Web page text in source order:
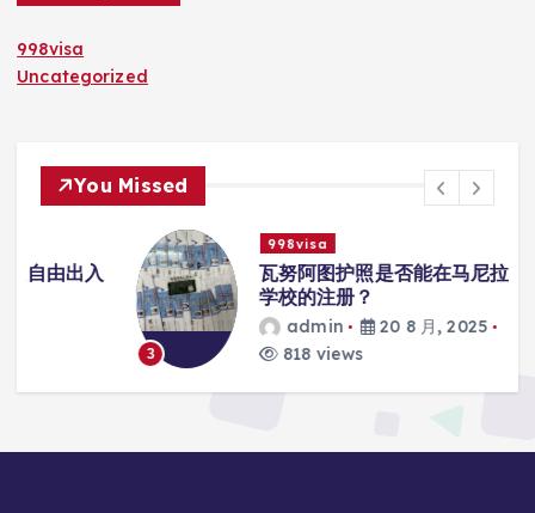
998visa
Uncategorized
You Missed
998visa
瓦努阿图护照是否能在马尼拉使用国际
学校的注册？
admin
20 8 月, 2025
818 views